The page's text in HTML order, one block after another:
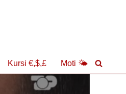
Kursi €,$,£ Moti 🌤